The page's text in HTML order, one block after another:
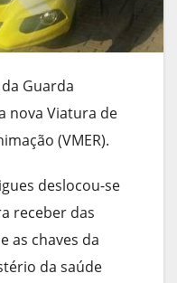
Guarda
nova Viatura de
(VMER).
deslocou-se
receber das
as chaves da
da saúde